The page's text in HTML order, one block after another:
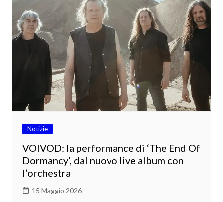
Notizie
VOIVOD: la performance di ‘The End Of
Dormancy’, dal nuovo live album con
l’orchestra
15 Maggio 2026